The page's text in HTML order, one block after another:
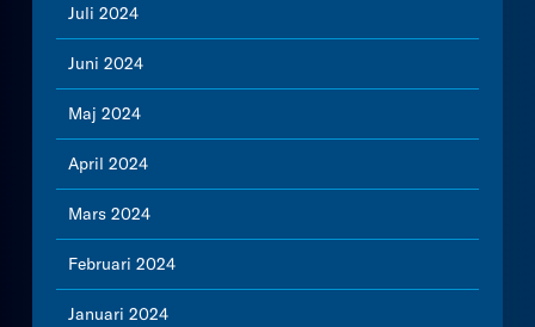
Juli 2024
Juni 2024
Maj 2024
April 2024
Mars 2024
Februari 2024
Januari 2024